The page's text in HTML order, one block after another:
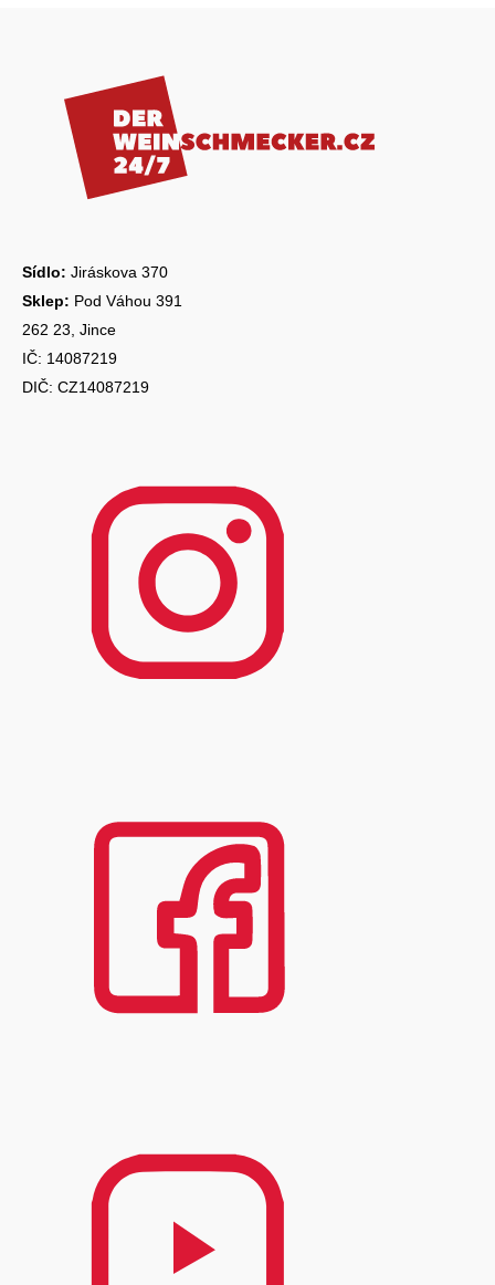
i
s
Sídlo: Jiráskova 370
Sklep: Pod Váhou 391
262 23, Jince
IČ: 14087219
DIČ: CZ14087219